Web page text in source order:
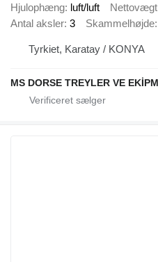
Hjulophæng luft/luft Nettovægt
Antal aksler 3 Skammelhøjde
Tyrkiet, Karatay / KONYA